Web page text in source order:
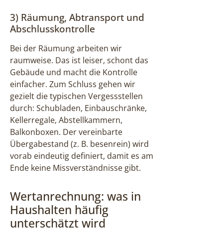
3) Räumung, Abtransport und
Abschlusskontrolle
Bei der Räumung arbeiten wir
raumweise. Das ist leiser, schont das
Gebäude und macht die Kontrolle
einfacher. Zum Schluss gehen wir
gezielt die typischen Vergessstellen
durch: Schubladen, Einbauschränke,
Kellerregale, Abstellkammern,
Balkonboxen. Der vereinbarte
Übergabestand (z. B. besenrein) wird
vorab eindeutig definiert, damit es am
Ende keine Missverständnisse gibt.
Wertanrechnung: was in
Haushalten häufig
unterschätzt wird